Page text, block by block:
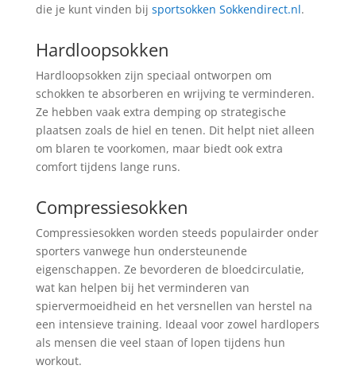
die je kunt vinden bij sportsokken Sokkendirect.nl.
Hardloopsokken
Hardloopsokken zijn speciaal ontworpen om
schokken te absorberen en wrijving te verminderen.
Ze hebben vaak extra demping op strategische
plaatsen zoals de hiel en tenen. Dit helpt niet alleen
om blaren te voorkomen, maar biedt ook extra
comfort tijdens lange runs.
Compressiesokken
Compressiesokken worden steeds populairder onder
sporters vanwege hun ondersteunende
eigenschappen. Ze bevorderen de bloedcirculatie,
wat kan helpen bij het verminderen van
spiervermoeidheid en het versnellen van herstel na
een intensieve training. Ideaal voor zowel hardlopers
als mensen die veel staan of lopen tijdens hun
workout.